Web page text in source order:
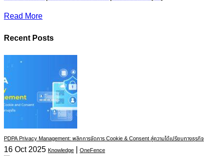
Read More
Recent Posts
PDPA Privacy Management: พลิกการจัดการ Cookie & Consent สู่ความได้เปรียบทางธุรกิจ
16 Oct 2025 Knowledge | OneFence